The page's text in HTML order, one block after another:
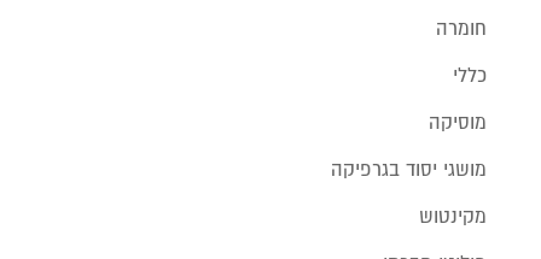
חומרה
כללי
מוסיקה
מושגי יסוד בגרפיקה
מקינטוש